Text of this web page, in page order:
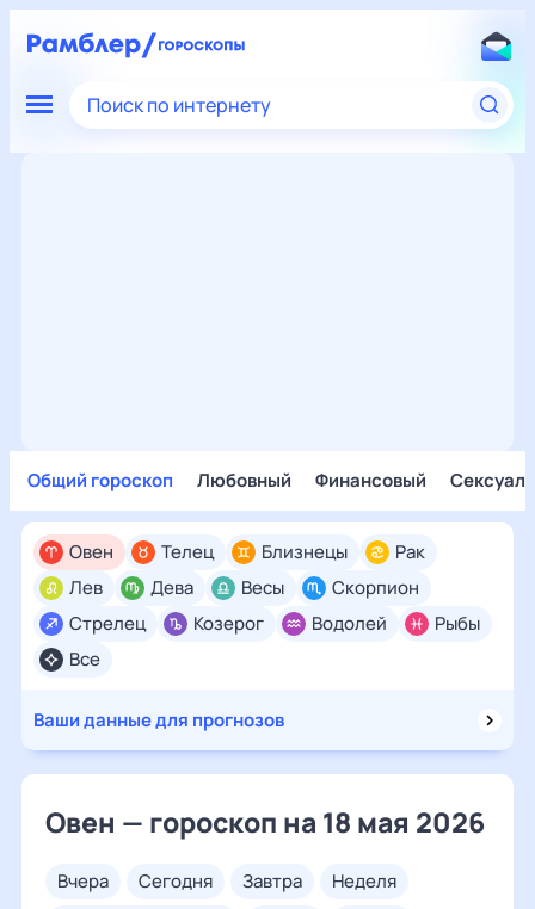
Поиск по интернету
Общий гороскоп Любовный Финансовый
Все
Овен Телец Близнецы
Рак
Лев
Дева Весы
Скорпион
Стрелец
Козерог Водолей Рыбы
Ваши данные для прогнозов
Овен — гороскоп на 18 мая 2026
вчера сегодня завтра
неделя